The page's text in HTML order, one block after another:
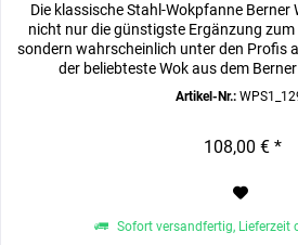
Die klassische Stahl-Wokpfanne Berner
nicht nur die günstigste Ergänzung
sondern wahrscheinlich unter den Profis
der beliebteste Wok aus dem
Artikel-Nr.:
108,00 € *
Sofort versandfertig, Lieferzeit